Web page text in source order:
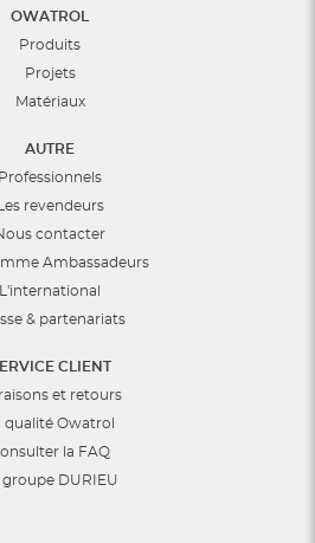
OWATROL
Produits
Projets
Matériaux
AUTRE
Professionnels
Les revendeurs
contacter
Ambassadeurs
L'international
& partenariats
CLIENT
et retours
qualité Owatrol
la FAQ
groupe DURIEU